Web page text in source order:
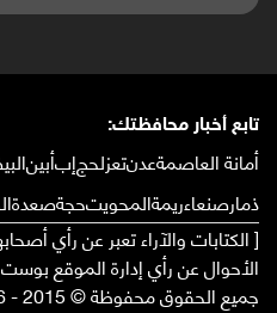
تابع أخبار محافظتك:
أمانة العاصمةعدنتعزلحجإبأبين
ذمارصنعاءريمةالمحويتحجةصعدة
[ الكتابات والآراء تعبر عن رأي
الأحوال عن رأي إدارة الموقع
جميع الحقوق محفوظة © 2015 - 2026